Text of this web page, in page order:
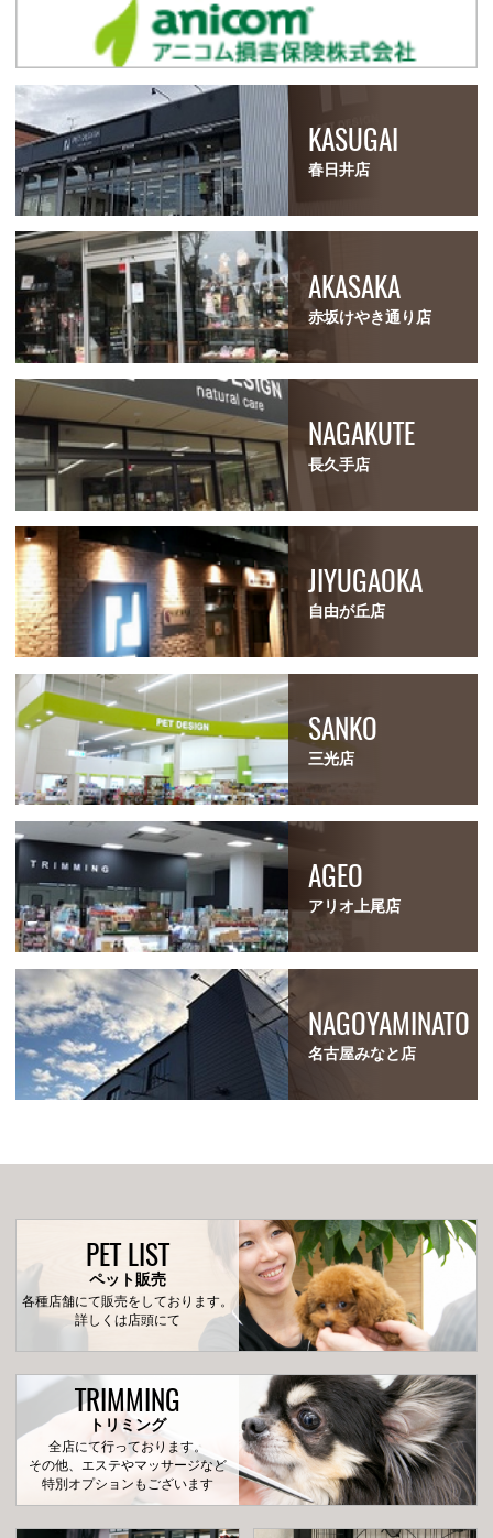
KASUGAI
春日井店
AKASAKA
赤坂けやき通り店
NAGAKUTE
長久手店
JIYUGAOKA
自由が丘店
SANKO
三光店
AGEO
アリオ上尾店
NAGOYAMINATO
名古屋みなと店
PET LIST
ペット販売
各種店舗にて販売をしております。
詳しくは店頭にて
TRIMMING
トリミング
全店にて行っております。
その他、エステやマッサージなど
特別オプションもございます